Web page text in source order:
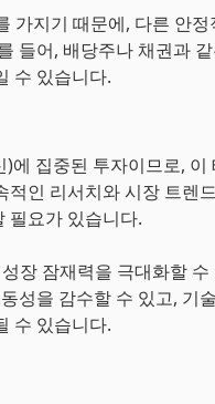
가지기 때문에, 다른 안
들어, 배당주나 채권과
수 있습니다.
에 집중된 투자이므로,
인 리서치와 시장 트렌
필요가 있습니다.
장 잠재력을 극대화할 수
성을 감수할 수 있고, 기
수 있습니다.